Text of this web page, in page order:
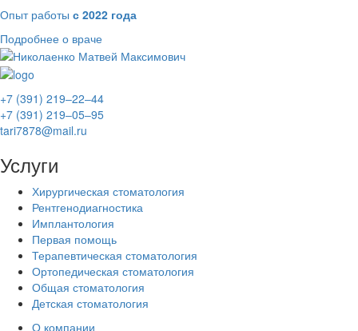
Опыт работы с 2022 года
Подробнее о враче
+7 (391) 219‒22‒44
+7 (391) 219‒05‒95
tari7878@mail.ru
Услуги
Хирургическая стоматология
Рентгенодиагностика
Имплантология
Первая помощь
Терапевтическая стоматология
Ортопедическая стоматология
Общая стоматология
Детская стоматология
О компании